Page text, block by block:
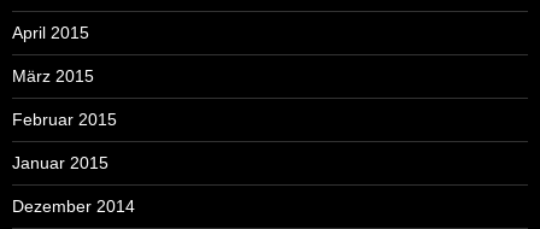
April 2015
März 2015
Februar 2015
Januar 2015
Dezember 2014